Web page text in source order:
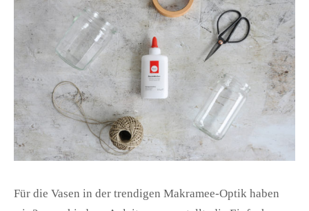
Für die Vasen in der trendigen Makramee-Optik haben